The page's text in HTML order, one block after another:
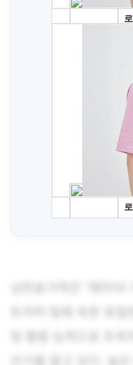
낭만숟가락은 ‘에라이
밈 활용 능력으로 트
인기를 끌고 있다. 높